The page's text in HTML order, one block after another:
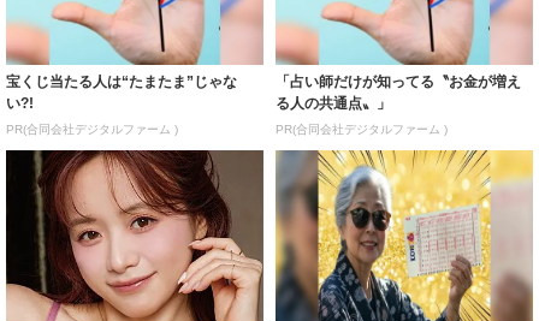
宝くじ当たる人は“たまたま”じゃな
い?!
PR(合同会社デジタルファーム )
「占い師だけが知ってる〝お金が増え
る人の共通点〟」
PR(合同会社デジタルファーム )